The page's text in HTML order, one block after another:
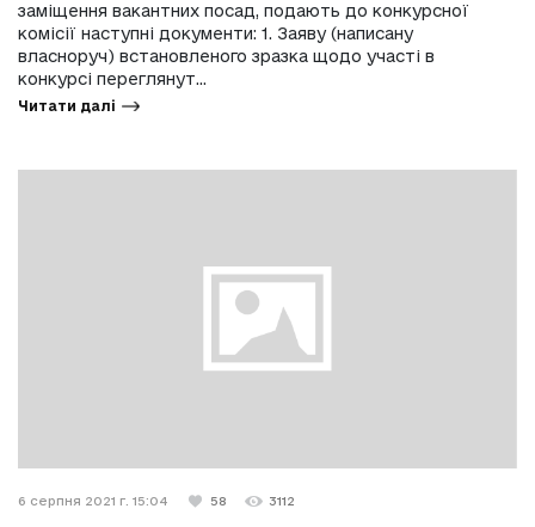
заміщення вакантних посад, подають до конкурсної
комісії наступні документи: 1. Заяву (написану
власноруч) встановленого зразка щодо участі в
конкурсі переглянут...
Читати далі
6 серпня 2021 г. 15:04 58 3112